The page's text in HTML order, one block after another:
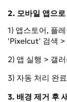
2. 모바일 앱으
1) 앱스토어, 플
'Pixelcut' 검색 >
2) 앱 실행 > 갤
3) 자동 처리 완
3. 배경 제거 후